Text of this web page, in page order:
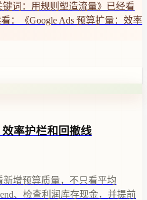
词：用规则塑造流量》已经看
：《Google Ads 预算扩量：效率
率护栏和回撤线
新增预算质量，不只看平均
、检查利润库存现金，并提前